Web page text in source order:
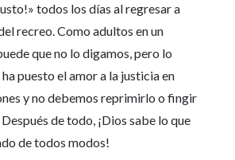
todos los días al regresar a
recreo. Como adultos en un
que no lo digamos, pero lo
puesto el amor a la justicia en
y no debemos reprimirlo o fingir
de todo, ¡Dios sabe lo que
de todos modos!